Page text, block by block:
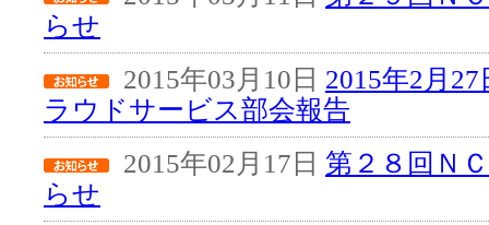
らせ
2015年03月10日 2015年2月
ラウドサービス部会報告
2015年02月17日 第２８回Ｎ
らせ